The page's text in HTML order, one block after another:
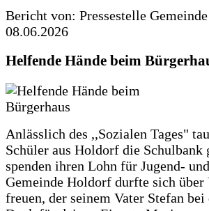
Bericht von: Pressestelle
08.06.2026
Helfende Hände beim
Anlässlich des ,,Sozialen Tages"
Schüler aus Holdorf die Schulbank
spenden ihren Lohn für Jugend-
Gemeinde Holdorf durfte sich
freuen, der seinem Vater Stefan